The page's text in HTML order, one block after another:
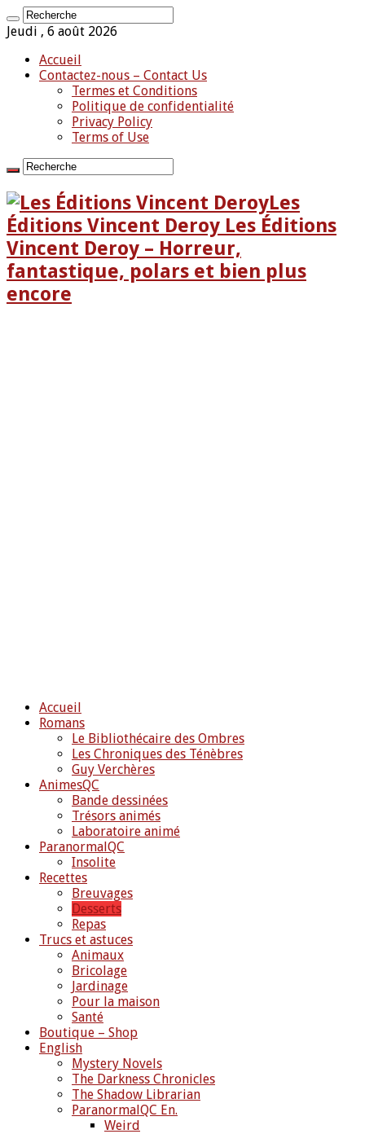
Jeudi , 6 août 2026
Accueil
Contactez-nous – Contact Us
Termes et Conditions
Politique de confidentialité
Privacy Policy
Terms of Use
Les
Éditions Vincent Deroy Les Éditions
Vincent Deroy – Horreur,
fantastique, polars et bien plus
encore
Accueil
Romans
Le Bibliothécaire des Ombres
Les Chroniques des Ténèbres
Guy Verchères
AnimesQC
Bande dessinées
Trésors animés
Laboratoire animé
ParanormalQC
Insolite
Recettes
Breuvages
Desserts
Repas
Trucs et astuces
Animaux
Bricolage
Jardinage
Pour la maison
Santé
Boutique – Shop
English
Mystery Novels
The Darkness Chronicles
The Shadow Librarian
ParanormalQC En.
Weird